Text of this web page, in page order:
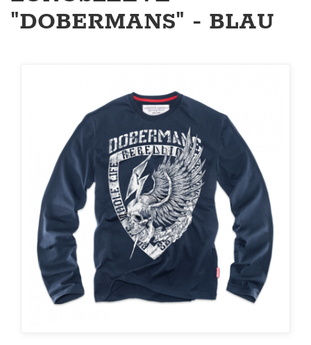
"DOBERMANS" - BLAU